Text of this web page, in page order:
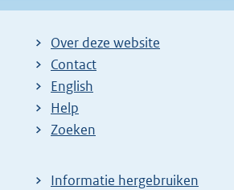
Over deze website
Contact
English
Help
Zoeken
Informatie hergebruiken